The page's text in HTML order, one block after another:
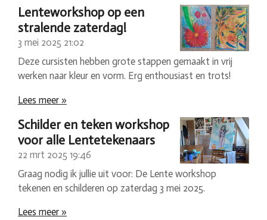
Lenteworkshop op een
stralende zaterdag!
3 mei 2025 21:02
Deze cursisten hebben grote stappen gemaakt in vrij
werken naar kleur en vorm. Erg enthousiast en trots!
Lees meer »
Schilder en teken workshop
voor alle Lentetekenaars
22 mrt 2025 19:46
Graag nodig ik jullie uit voor: De Lente workshop
tekenen en schilderen op zaterdag 3 mei 2025.
Lees meer »